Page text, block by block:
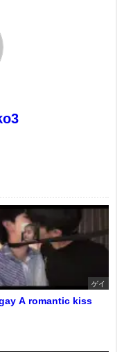
ゲイ
A romantic kiss